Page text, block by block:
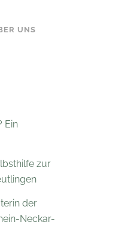
UNS
Ein
zur
der
Neckar-